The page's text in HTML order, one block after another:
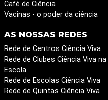
Café de Ciência
Vacinas - o poder da ciência
AS NOSSAS REDES
Rede de Centros Ciência Viva
Rede de Clubes Ciência Viva na
Escola
Rede de Escolas Ciência Viva
Rede de Quintas Ciência Viva